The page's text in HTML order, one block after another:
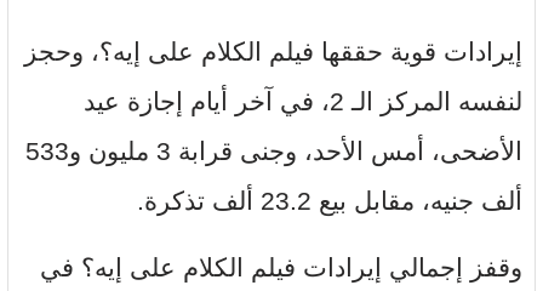
إيرادات قوية حققها فيلم الكلام على إيه؟، وحجز
لنفسه المركز الـ 2، في آخر أيام إجازة عيد
الأضحى، أمس الأحد، وجنى قرابة 3 مليون و533
ألف جنيه، مقابل بيع 23.2 ألف تذكرة.
وقفز إجمالي إيرادات فيلم الكلام على إيه؟ في